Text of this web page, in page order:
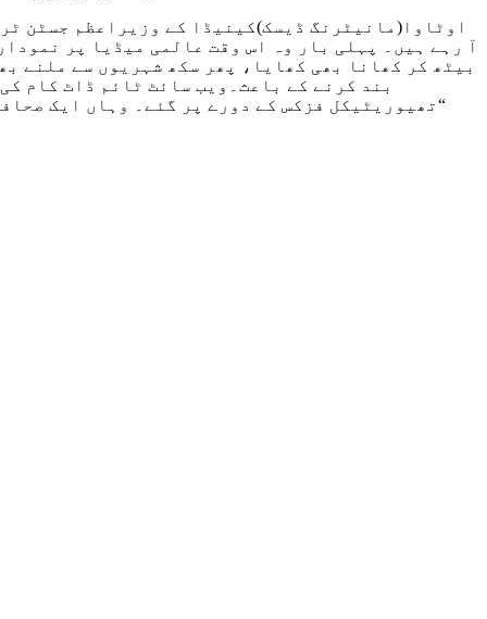
اوٹاوا(مانیٹرنگ ڈیسک)کینیڈا کے وزیراعظم جسٹن
آ رہے ہیں۔ پہلی بار وہ اس وقت عالمی میڈیا پر
بیٹھ کر کھانا بھی کھایا، پھر سکھ شہریوں سے ملنے
بند کرنے کے باعث۔ویب سائٹ ٹائم ڈاٹ کام
تھیوریٹیکل فزکس کے دورے پر گئے۔ وہاں ایک صحافی نے ان سے سوال کرتے ہوئے طنزیہ طور پر کہا، ”میں آپ سے یہ نہیں پوچھوں گا کہ کوانٹم کمپیوٹنگ کیا ہوتی ہے“